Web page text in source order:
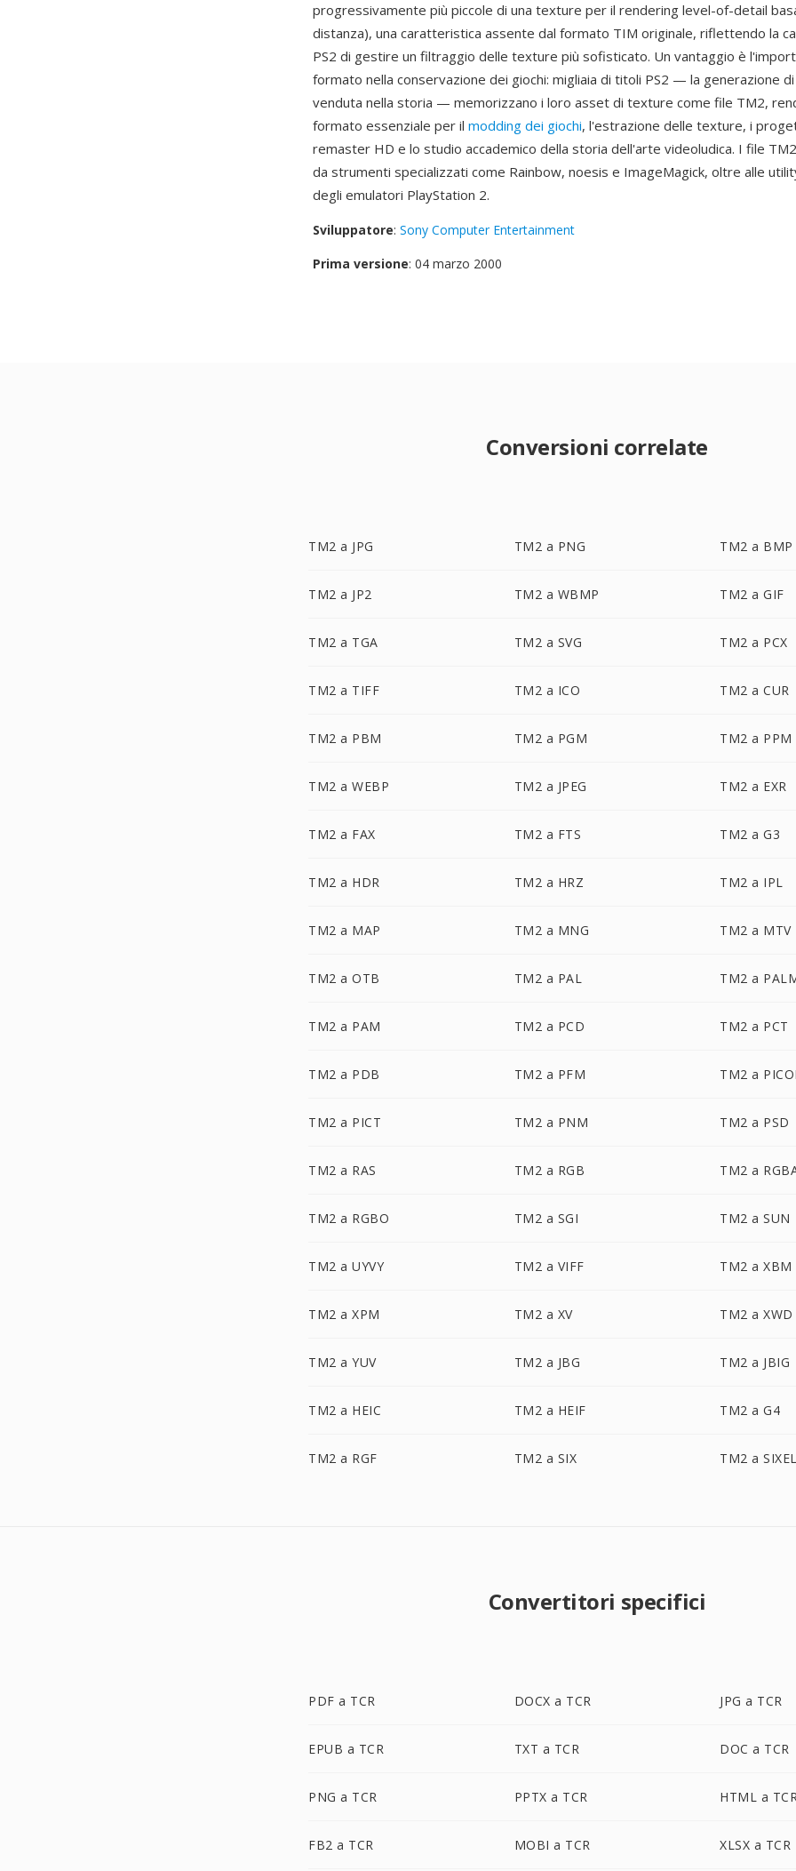
progressivamente più piccole di una texture per il rendering level-of-detail
distanza), una caratteristica assente dal formato TIM originale, riflettendo la
PS2 di gestire un filtraggio delle texture più sofisticato. Un vantaggio è
formato nella conservazione dei giochi: migliaia di titoli PS2 — la generazione
venduta nella storia — memorizzano i loro asset di texture come file TM2,
formato essenziale per il modding dei giochi, l'estrazione delle texture, i
remaster HD e lo studio accademico della storia dell'arte videoludica. I file
da strumenti specializzati come Rainbow, noesis e ImageMagick, oltre alle
degli emulatori PlayStation 2.
Sviluppatore: Sony Computer Entertainment
Prima versione: 04 marzo 2000
Conversioni correlate
TM2 a JPG TM2 a PNG TM2 a BMP
TM2 a JP2 TM2 a WBMP TM2 a GIF
TM2 a TGA TM2 a SVG TM2 a PCX
TM2 a TIFF TM2 a ICO TM2 a CUR
TM2 a PBM TM2 a PGM TM2 a PPM
TM2 a WEBP TM2 a JPEG TM2 a EXR
TM2 a FAX TM2 a FTS TM2 a G3
TM2 a HDR TM2 a HRZ TM2 a IPL
TM2 a MAP TM2 a MNG TM2 a MTV
TM2 a OTB TM2 a PAL TM2 a
TM2 a PAM TM2 a PCD TM2 a PCT
TM2 a PDB TM2 a PFM TM2 a
TM2 a PICT TM2 a PNM TM2 a PSD
TM2 a RAS TM2 a RGB TM2 a
TM2 a RGBO TM2 a SGI TM2 a SUN
TM2 a UYVY TM2 a VIFF TM2 a XBM
TM2 a XPM TM2 a XV TM2 a XWD
TM2 a YUV TM2 a JBG TM2 a JBIG
TM2 a HEIC TM2 a HEIF TM2 a G4
TM2 a RGF TM2 a SIX TM2 a
Convertitori specifici
PDF a TCR DOCX a TCR JPG a TCR
EPUB a TCR TXT a TCR DOC a TCR
PNG a TCR PPTX a TCR HTML a
FB2 a TCR MOBI a TCR XLSX a TCR